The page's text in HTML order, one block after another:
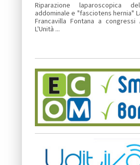
Riparazione laparoscopica
addominale e "fasciotens hernia"
Francavilla Fontana a congressi
L'Unità ...